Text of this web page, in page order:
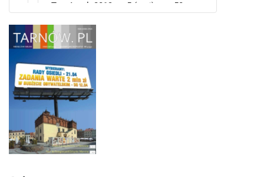
Tarnów.pl. 2013, nr 5 (maj) = nr 50
Tarnów.pl. 2013, nr 6 (czerwiec) = nr 51
Tarnów.pl : kultura. 2013, nr 6
Tarnów.pl. 2013, nr 7 (lipiec) = nr 52
Tarnów.pl : kultura. 2013, nr 7
Tarnów.pl. 2013, nr 8 (sierpień) = nr 53
Tarnów.pl : kultura. 2013, nr 8
Tarnów.pl. 2013, nr 9 (wrzesień) = nr 54
Tarnów.pl : kultura. 2013, nr 9